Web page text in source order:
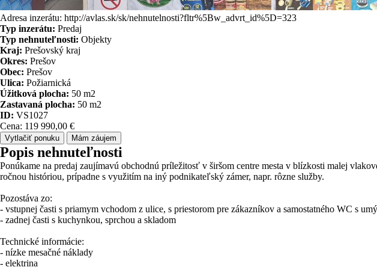
Adresa inzerátu: http://avlas.sk/sk/nehnutelnosti?fltr%5Bw_advrt_id%5D=323
Typ inzerátu: Predaj
Typ nehnuteľnosti: Objekty
Kraj: Prešovský kraj
Okres: Prešov
Obec: Prešov
Ulica: Požiarnická
Úžitková plocha: 50 m2
Zastavaná plocha: 50 m2
ID: VS1027
Cena: 119 990,00 €
Vytlačiť ponuku Mám záujem
Popis nehnuteľnosti
Ponúkame na predaj zaujímavú obchodnú príležitosť v širšom centre mesta v blízkosti malej
ročnou históriou, prípadne s využitím na iný podnikateľský zámer, napr. rôzne služby.
Pozostáva zo:
- vstupnej časti s priamym vchodom z ulice, s priestorom pre zákazníkov a samostatného WC s
- zadnej časti s kuchynkou, sprchou a skladom
Technické informácie:
- nízke mesačné náklady
- elektrina